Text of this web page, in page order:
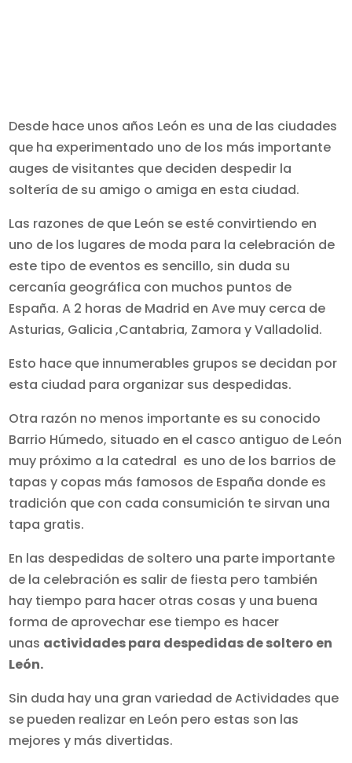
Desde hace unos años León es una de las ciudades
que ha experimentado uno de los más importante
auges de visitantes que deciden despedir la
soltería de su amigo o amiga en esta ciudad.
Las razones de que León se esté convirtiendo en
uno de los lugares de moda para la celebración de
este tipo de eventos es sencillo, sin duda su
cercanía geográfica con muchos puntos de
España. A 2 horas de Madrid en Ave muy cerca de
Asturias, Galicia ,Cantabria, Zamora y Valladolid.
Esto hace que innumerables grupos se decidan por
esta ciudad para organizar sus despedidas.
Otra razón no menos importante es su conocido
Barrio Húmedo, situado en el casco antiguo de León
muy próximo a la catedral es uno de los barrios de
tapas y copas más famosos de España donde es
tradición que con cada consumición te sirvan una
tapa gratis.
En las despedidas de soltero una parte importante
de la celebración es salir de fiesta pero también
hay tiempo para hacer otras cosas y una buena
forma de aprovechar ese tiempo es hacer
unas actividades para despedidas de soltero en
León.
Sin duda hay una gran variedad de Actividades que
se pueden realizar en León pero estas son las
mejores y más divertidas.